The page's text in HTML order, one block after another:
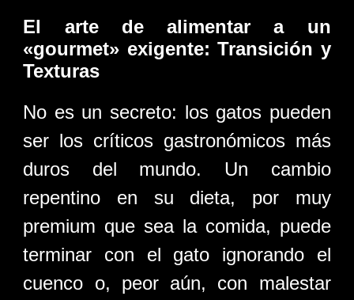
El arte de alimentar a un
«gourmet» exigente: Transición y
Texturas
No es un secreto: los gatos pueden
ser los críticos gastronómicos más
duros del mundo. Un cambio
repentino en su dieta, por muy
premium que sea la comida, puede
terminar con el gato ignorando el
cuenco o, peor aún, con malestar